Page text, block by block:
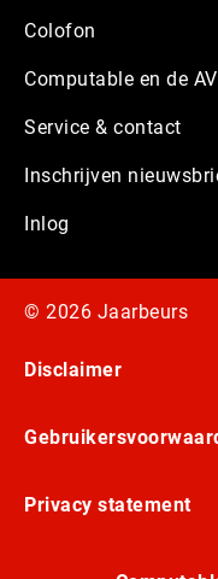
Colofon
Computable en de
Service & contact
Inschrijven
Inlog
© 2026 Jaarbeurs
Disclaimer
Privacy statement